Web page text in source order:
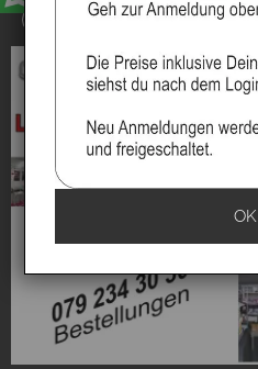
Vertrag widerrufen
OK